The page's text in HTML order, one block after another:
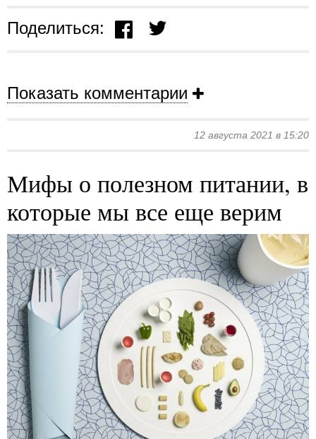
Поделиться:
Показать комментарии
12 августа 2021 в 15:20
Мифы о полезном питании, в
которые мы все еще верим